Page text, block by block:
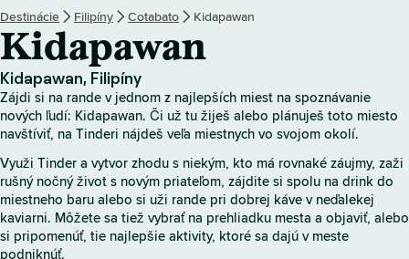
s
á
b
r
a
o
v
k
a
T
Destinácie Filipíny Cotabato Kidapawan
Kidapawan
Kidapawan, Filipíny
Zájdi si na rande v jednom z najlepších miest na spoznávanie
nových ľudí: Kidapawan. Či už tu žiješ alebo plánuješ toto miesto
navštíviť, na Tinderi nájdeš veľa miestnych vo svojom okolí.
Využi Tinder a vytvor zhodu s niekým, kto má rovnaké záujmy, zaži
rušný nočný život s novým priateľom, zájdite si spolu na drink do
miestneho baru alebo si uži rande pri dobrej káve v neďalekej
kaviarni. Môžete sa tiež vybrať na prehliadku mesta a objaviť, alebo
si pripomenúť, tie najlepšie aktivity, ktoré sa dajú v meste
podniknúť.